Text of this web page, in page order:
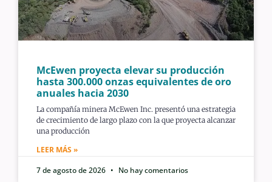
McEwen proyecta elevar su producción
hasta 300.000 onzas equivalentes de oro
anuales hacia 2030
La compañía minera McEwen Inc. presentó una estrategia
de crecimiento de largo plazo con la que proyecta alcanzar
una producción
LEER MÁS »
7 de agosto de 2026
No hay comentarios